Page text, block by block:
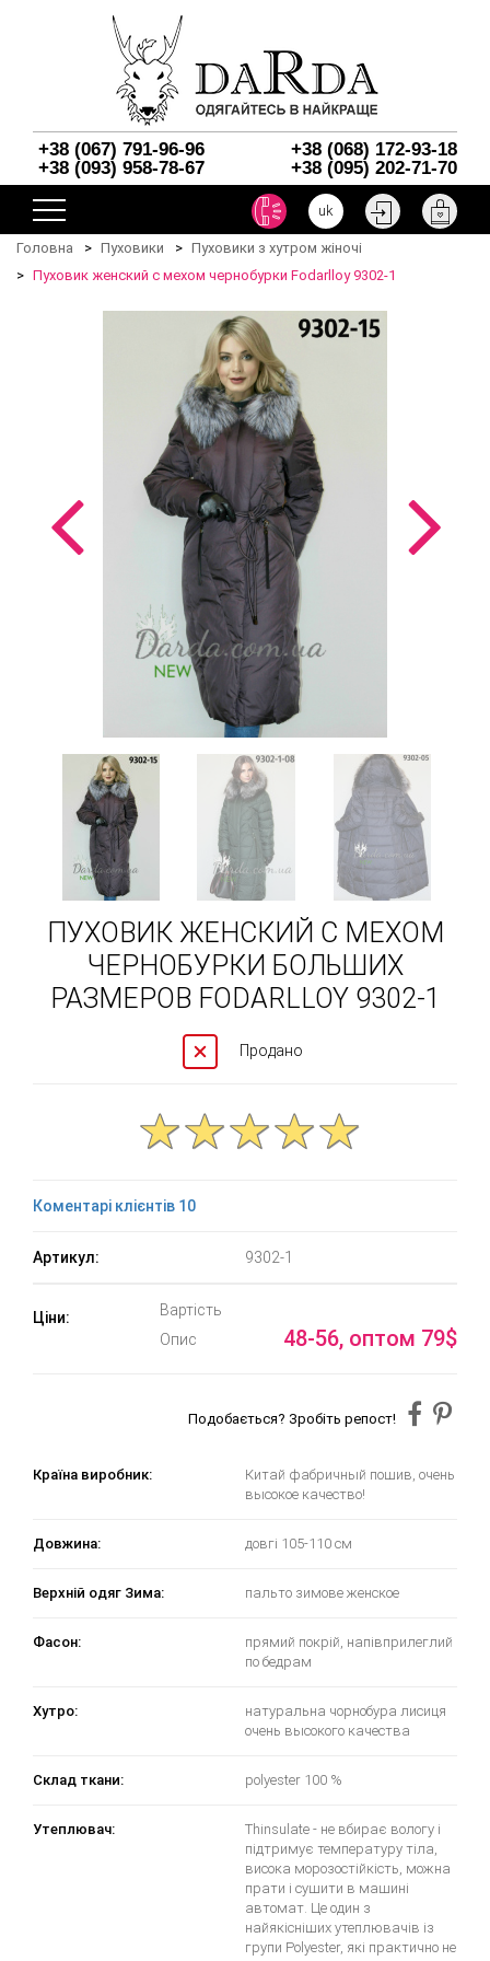
+38 (067) 791-96-96
+38 (068) 172-93-18
+38 (093) 958-78-67
+38 (095) 202-71-70
uk
Головна Пуховики
Пуховики з хутром жіночі
Пуховик женский с мехом чернобурки Fodarlloy 9302-1
ПУХОВИК ЖЕНСКИЙ С МЕХОМ
ЧЕРНОБУРКИ БОЛЬШИХ
РАЗМЕРОВ FODARLLOY 9302-1
Продано
Коментарі клієнтів 10
Артикул: 9302-1
Ціни:
Вартість
Опис
48-56, оптом 79$
Подобається? Зробіть репост!
Країна виробник:
Китай фабричный пошив, очень
высокое качество!
Довжина: довгі 105-110 см
Верхній одяг Зима: пальто зимове женское
Фасон:
прямий покрій, напівприлеглий
по бедрам
Хутро:
натуральна чорнобура лисиця
очень высокого качества
Склад ткани: polyester 100 %
Утеплювач:
Thinsulate - не вбирає вологу і
підтримує температуру тіла,
висока морозостійкість, можна
прати і сушити в машині
автомат. Це один з
найякісніших утеплювачів із
групи Polyester, які практично не